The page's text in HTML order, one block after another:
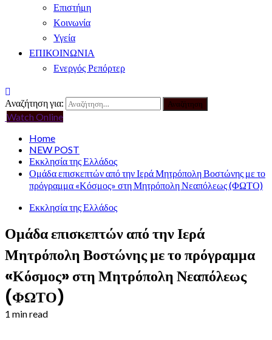
Επιστήμη
Κοινωνία
Υγεία
ΕΠΙΚΟΙΝΩΝΙΑ
Ενεργός Ρεπόρτερ
Αναζήτηση για:
Watch Online
Home
NEW POST
Εκκλησία της Ελλάδος
Ομάδα επισκεπτών από την Ιερά Μητρόπολη Βοστώνης με το
πρόγραμμα «Κόσμος» στη Μητρόπολη Νεαπόλεως (ΦΩΤΟ)
Εκκλησία της Ελλάδος
Ομάδα επισκεπτών από την Ιερά
Μητρόπολη Βοστώνης με το πρόγραμμα
«Κόσμος» στη Μητρόπολη Νεαπόλεως
(ΦΩΤΟ)
1 min read